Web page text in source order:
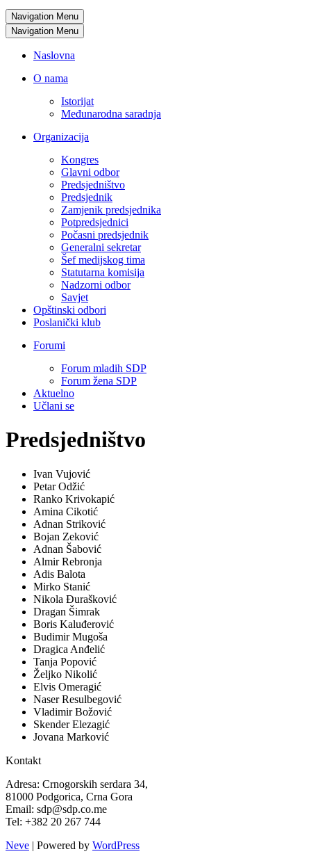
Navigation Menu
Navigation Menu
Naslovna
O nama
Istorijat
Međunarodna saradnja
Organizacija
Kongres
Glavni odbor
Predsjedništvo
Predsjednik
Zamjenik predsjednika
Potpredsjednici
Počasni predsjednik
Generalni sekretar
Šef medijskog tima
Statutarna komisija
Nadzorni odbor
Savjet
Opštinski odbori
Poslanički klub
Forumi
Forum mladih SDP
Forum žena SDP
Aktuelno
Učlani se
Predsjedništvo
Ivan Vujović
Petar Odžić
Ranko Krivokapić
Amina Cikotić
Adnan Striković
Bojan Zeković
Adnan Šabović
Almir Rebronja
Adis Balota
Mirko Stanić
Nikola Đurašković
Dragan Šimrak
Boris Kaluđerović
Budimir Mugoša
Dragica Anđelić
Tanja Popović
Željko Nikolić
Elvis Omeragić
Naser Resulbegović
Vladimir Božović
Skender Elezagić
Jovana Marković
Kontakt
Adresa: Crnogorskih serdara 34,
81000 Podgorica, Crna Gora
Email: sdp@sdp.co.me
Tel: +382 20 267 744
Neve | Powered by WordPress